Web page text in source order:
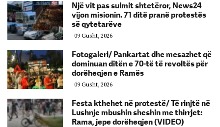
Një vit pas sulmit shtetëror, News24
vijon misionin. 71 ditë pranë protestës
së qytetarëve
09 Gusht, 2026
Fotogaleri/ Pankartat dhe mesazhet që
dominuan ditën e 70-të të revoltës për
dorëheqjen e Ramës
09 Gusht, 2026
Festa kthehet në protestë/ Të rinjtë në
Lushnje mbushin sheshin me thirrjet:
Rama, jepe dorëheqjen (VIDEO)